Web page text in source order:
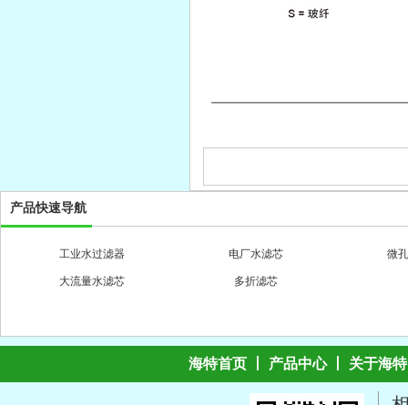
产品快速导航
工业水过滤器 电厂水滤芯 微
大流量水滤芯 多折滤芯
海特首页 产品中心丨 关于海特